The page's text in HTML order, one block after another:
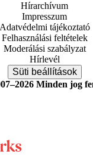
Hírarchívum
Impresszum
Adatvédelmi tájékoztató
Felhasználási feltételek
Moderálási szabályzat
Hírlevél
Süti beállítások
Minden jog